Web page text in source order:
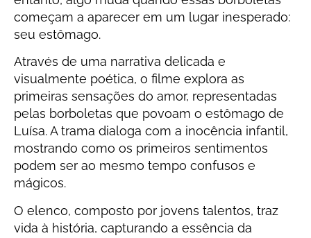
começam a aparecer em um lugar inesperado:
seu estômago.
Através de uma narrativa delicada e
visualmente poética, o filme explora as
primeiras sensações do amor, representadas
pelas borboletas que povoam o estômago de
Luísa. A trama dialoga com a inocência infantil,
mostrando como os primeiros sentimentos
podem ser ao mesmo tempo confusos e
mágicos.
O elenco, composto por jovens talentos, traz
vida à história, capturando a essência da